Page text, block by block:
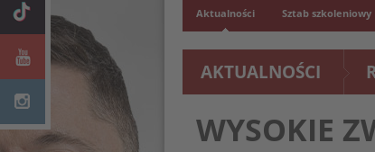
Aktualności Sztab szkoleniowy
AKTUALNOŚCI
WYSOKIE